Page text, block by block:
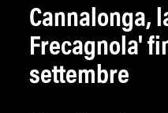
Cannalonga,
Frecagnola'
settembre